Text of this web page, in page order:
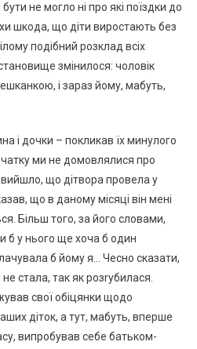
не могло ні про які поїздки до
шкода, що діти виростають без
подібний розклад всіх
змінилося: чоловік
і зараз йому, мабуть,
і дочки – покликав їх минулого
ми не домовлялися про
вийшло, що дітвора провела у
що в даному місяці він мені
Більш того, за його словами,
б у нього ще хоча б один
б йому я… Чесно сказати,
стала, так як розrубилася.
свої обіцянки щодо
діток, а тут, мабуть, вперше
випробував себе батьком-